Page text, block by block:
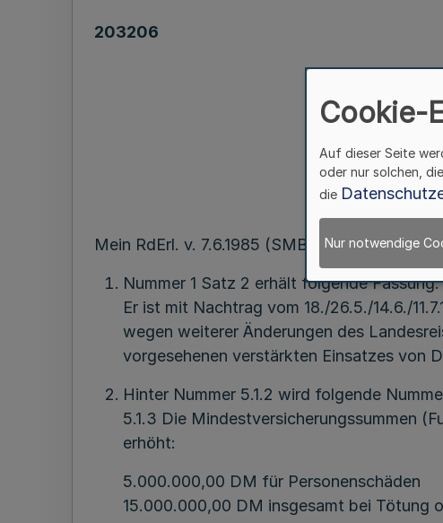
203206
Mein RdErl. v. 7.6.1985 (SMBl. NW. 203206)
Nummer 1 Satz 2 erhält folgende Fassung:
Er ist mit Nachtrag vom 18./26.5./14.6./
wegen weiterer Änderungen des
vorgesehenen verstärkten Einsatzes von
Hinter Nummer 5.1.2 wird folgende
5.1.3 Die Mindestversicherungssummen
erhöht:
5.000.000,00 DM für Personenschäden
15.000.000,00 DM insgesamt bei Tötung
Cookie-
Auf dieser Seite
oder nur solchen,
die
Nur notwendige